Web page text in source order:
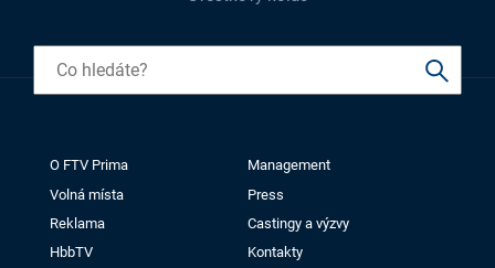
O FTV Prima
Management
Volná místa
Press
Reklama
Castingy a výzvy
HbbTV
Kontakty